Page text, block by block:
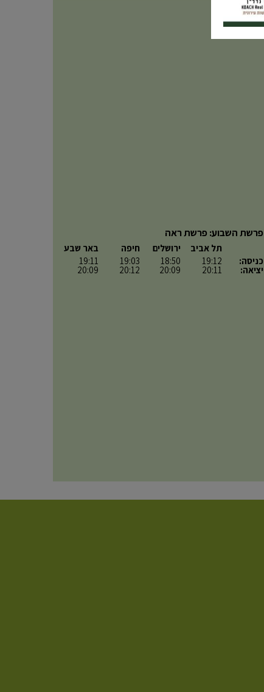
פרשת השבוע: פרשת ראה
כניסה:
יציאה:
תל אביב
19:12
20:11
ירושלים
18:50
20:09
חיפה
19:03
20:12
באר שבע
19:11
20:09